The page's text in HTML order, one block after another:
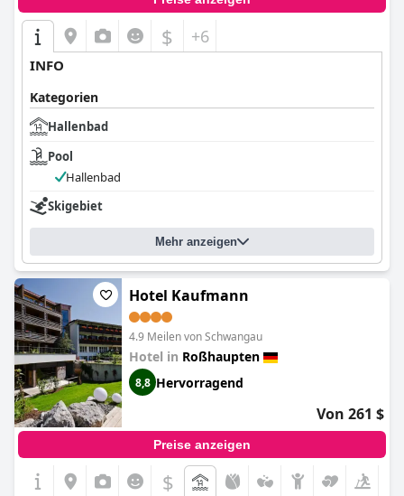
$ +6
INFO
Kategorien
Hallenbad
Pool
Hallenbad
Skigebiet
Mehr anzeigen
Hotel Kaufmann
4.9 Meilen von Schwangau
Hotel in Roßhaupten
8,8 Hervorragend
Von 261 $
Preise anzeigen
$